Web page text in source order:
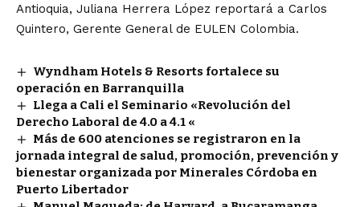
Antioquia, Juliana Herrera López reportará a Carlos
Quintero, Gerente General de EULEN Colombia.
Wyndham Hotels & Resorts fortalece su
operación en Barranquilla
Llega a Cali el Seminario «Revolución del
Derecho Laboral de 4.0 a 4.1 «
Más de 600 atenciones se registraron en la
jornada integral de salud, promoción, prevención y
bienestar organizada por Minerales Córdoba en
Puerto Libertador